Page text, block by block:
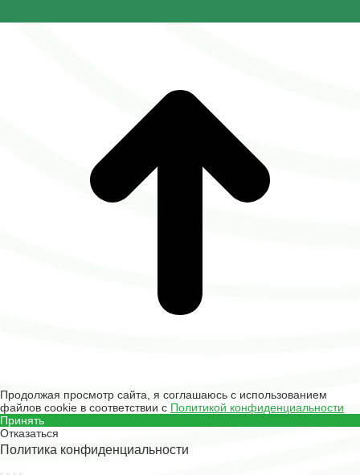
Продолжая просмотр сайта, я соглашаюсь с использованием
файлов cookie в соответствии с Политикой конфиденциальности
Принять
Отказаться
Политика конфиденциальности